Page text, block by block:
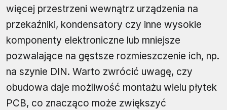
więcej przestrzeni wewnątrz urządzenia na
przekaźniki, kondensatory czy inne wysokie
komponenty elektroniczne lub mniejsze
pozwalające na gęstsze rozmieszczenie ich, np.
na szynie DIN. Warto zwrócić uwagę, czy
obudowa daje możliwość montażu wielu płytek
PCB, co znacząco może zwiększyć